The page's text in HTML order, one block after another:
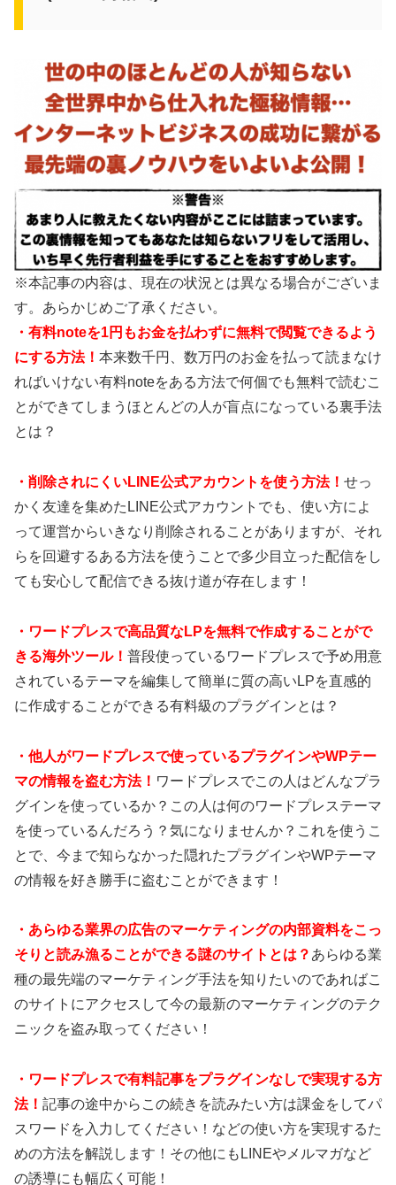
※本記事の内容は、現在の状況とは異なる場合がございま
す。あらかじめご了承ください。
・有料noteを1円もお金を払わずに無料で閲覧できるよう
にする方法！ 本来数千円、数万円のお金を払って読まなけ
ればいけない有料noteをある方法で何個でも無料で読むこ
とができてしまうほとんどの人が盲点になっている裏手法
とは？
・ 削除されにくいLINE公式アカウントを使う方法！ せっ
かく友達を集めたLINE公式アカウントでも、使い方によ
って運営からいきなり削除されることがありますが、それ
らを回避するある方法を使うことで多少目立った配信をし
ても安心して配信できる抜け道が存在します！
・ ワードプレスで高品質なLPを無料で作成することがで
きる海外ツール！ 普段使っているワードプレスで予め用意
されているテーマを編集して簡単に質の高いLPを直感的
に作成することができる有料級のプラグインとは？
・ 他人がワードプレスで使っているプラグインやWPテー
マの情報を盗む方法！ ワードプレスでこの人はどんなプラ
グインを使っているか？この人は何のワードプレステーマ
を使っているんだろう？気になりませんか？これを使うこ
とで、今まで知らなかった隠れたプラグインやWPテーマ
の情報を好き勝手に盗むことができます！
・あらゆる業界の広告のマーケティングの内部資料をこっ
そりと読み漁ることができる謎のサイトとは？ あらゆる業
種の最先端のマーケティング手法を知りたいのであればこ
のサイトにアクセスして今の最新のマーケティングのテク
ニックを盗み取ってください！
・ワードプレスで有料記事をプラグインなしで実現する方
法！ 記事の途中からこの続きを読みたい方は課金をしてパ
スワードを入力してください！などの使い方を実現するた
めの方法を解説します！その他にもLINEやメルマガなど
の誘導にも幅広く可能！